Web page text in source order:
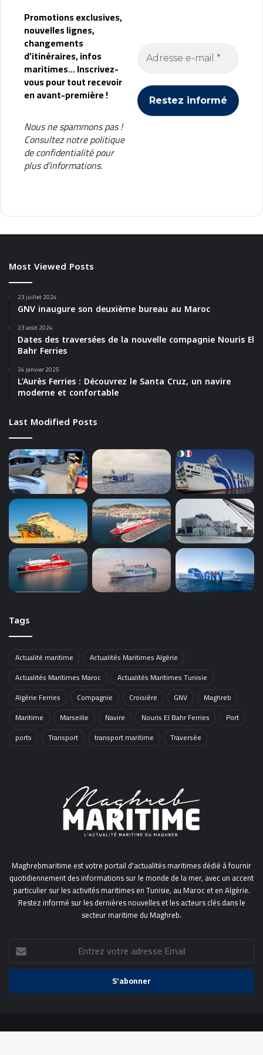
Promotions exclusives,
nouvelles lignes,
changements
d’itinéraires, infos
maritimes... Inscrivez-
vous pour tout recevoir
en avant-première !
Nous ne spammons pas !
Consultez notrepolitique
de confidentialitépour
plus d’informations.
Most Viewed Posts
23 juillet 2024
GNV inaugure son deuxième bureau au Maroc
23 août 2024
Dates des traversées de la nouvelle compagnie Nouris El
Bahr Ferries
24 janvier 2025
L’Aurès Ferries : Découvrez le Santa Cruz, un navire
moderne et confortable
Last Modified Posts
Tags
Actualité maritime
Actualités Maritimes Algérie
Actualités Maritimes Maroc
Actualités Maritimes Tunisie
Algérie Ferries
Compagnie Croisière GNV
Maghreb
Maritime
Marseille Navire Nouris El Bahr Ferries
Port
ports
Transport transport maritime Traversée
Maghrebmaritime est votre portail d'actualités maritimes dédié à fournir
quotidiennement des informations sur le monde de la mer, avec un accent
particulier sur les activités maritimes en Tunisie, au Maroc et en Algérie.
Restez informé sur les dernières nouvelles et les acteurs clés dans le
secteur maritime du Maghreb.
Entrez
votre
adresse
Powered byMediapro